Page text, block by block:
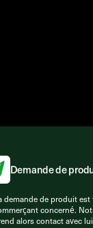
Demande de
demande de produit est
concerné.
alors contact avec